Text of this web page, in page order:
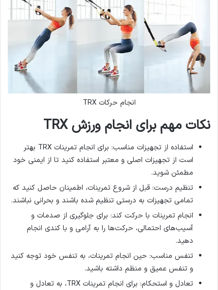
انجام حرکات TRX
نکات مهم برای انجام ورزشTRX
استفاده از تجهیزات مناسب: برای انجام تمرینات TRX بهتر
است از تجهیزات اصلی و معتبر استفاده کنید تا از ایمنی خود
مطمئن شوید.
تنظیم درست: قبل از شروع تمرینات، اطمینان حاصل کنید که
تمامی تجهیزات به درستی تنظیم شده باشند و بحرانی نباشند.
انجام تمرینات با حرکت کند: برای جلوگیری از صدمات و
آسیب‌های احتمالی، حرکت‌ها را به آرامی و با کندی انجام
دهید.
تنفس مناسب: حین انجام تمرینات، به تنفس خود توجه کنید
و تنفس عمیق و منظم داشته باشید.
تعادل و استحکام: برای انجام تمرینات TRX، به تعادل و